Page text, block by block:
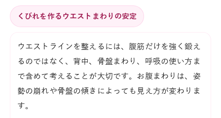
くびれを作るウエストまわりの安定
ウエストラインを整えるには、腹筋だけを強く鍛え
るのではなく、背中、骨盤まわり、呼吸の使い方ま
で含めて考えることが大切です。お腹まわりは、姿
勢の崩れや骨盤の傾きによっても見え方が変わりま
す。